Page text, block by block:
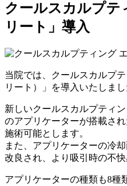
クールスカルプテ
リート」導入
当院では、クールスカルプ
リート）」を導入いたしまし
新しいクールスカルプティ
のアプリケーターが搭載さ
施術可能とします。
また、アプリケーターの冷
改良され、より吸引時の不快
アプリケーターの種類も8種